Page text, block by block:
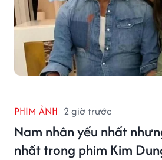
PHIM ẢNH 2 giờ trước
Nam nhân yếu nhất
nhất trong phim Kim